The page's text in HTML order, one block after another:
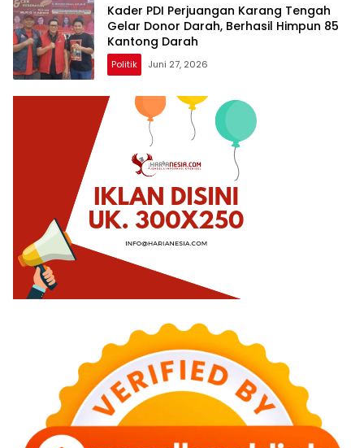
Kader PDI Perjuangan Karang Tengah
Gelar Donor Darah, Berhasil Himpun 85
Kantong Darah
Politik Juni 27, 2026